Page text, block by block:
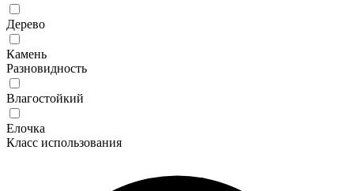
Дерево
Камень
Разновидность
Влагостойкий
Елочка
Класс использования